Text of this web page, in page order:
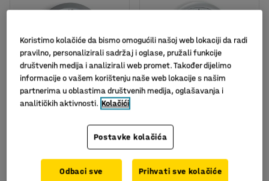
Veliki zidni sat, Ø600 mm
bijeli sa srebrnim
okvirom, tihi rad
Art. br.:
75,00
Koristimo kolačiće da bismo omogućili našoj web lokaciji da radi
pravilno, personalizirali sadržaj i oglase, pružali funkcije
društvenih medija i analizirali web promet. Također dijelimo
informacije o vašem korištenju naše web lokacije s našim
partnerima u oblastima društvenih medija, oglašavanja i
analitičkih aktivnosti. Kolačići
Postavke kolačića
Odbaci sve Prihvati sve kolačiće